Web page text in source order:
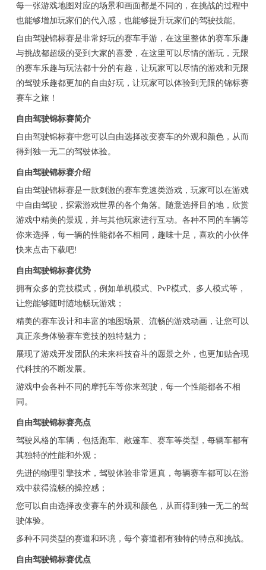
每一张游戏地图对应的场景和画面都是不同的，在挑战的过程中
也能够增加玩家们的代入感，也能够提升玩家们的驾驶技能。
自由驾驶锦标赛是非常好玩的赛车手游，在这里整体的赛车乐趣
与挑战都超级的受到大家的喜爱，在这里可以尽情的游玩，无限
的赛车乐趣与玩法都十分的有趣，让玩家可以尽情的游戏和无限
的驾驶乐趣都更加的自由好玩，让玩家可以体验到无限的锦标赛
赛车之旅！
自由驾驶锦标赛简介
自由驾驶锦标赛中您可以自由选择改变赛车的外观和颜色，从而
得到独一无二的驾驶体验。
自由驾驶锦标赛介绍
自由驾驶锦标赛是一款刺激的赛车竞速类游戏，玩家可以在游戏
中自由驾驶，探索游戏世界的各个角落。随意选择目的地，欣赏
游戏中精美的景观，并与其他玩家进行互动。各种不同的车辆等
你来选择，每一辆的性能都各不相同，趣味十足，喜欢的小伙伴
快来点击下载吧!
自由驾驶锦标赛优势
拥有众多的竞技模式，例如单机模式、PvP模式、多人模式等，
让您能够随时随地畅玩游戏；
精美的赛车设计和丰富的地图场景、流畅的游戏动画，让您可以
真正亲身体验赛车竞技的独特魅力；
展现了游戏开发团队的未来科技奋斗的愿景之外，也更加贴合现
代科技的不断发展。
游戏中会各种不同的摩托车等你来驾驶，每一个性能都各不相
同。
自由驾驶锦标赛亮点
驾驶风格的车辆，包括跑车、敞篷车、赛车等类型，每辆车都有
其独特的性能和外观；
先进的物理引擎技术，驾驶体验非常逼真，每辆赛车都可以在游
戏中获得流畅的操控感；
您可以自由选择改变赛车的外观和颜色，从而得到独一无二的驾
驶体验。
多种不同类型的赛道和环境，每个赛道都有独特的特点和挑战。
自由驾驶锦标赛优点